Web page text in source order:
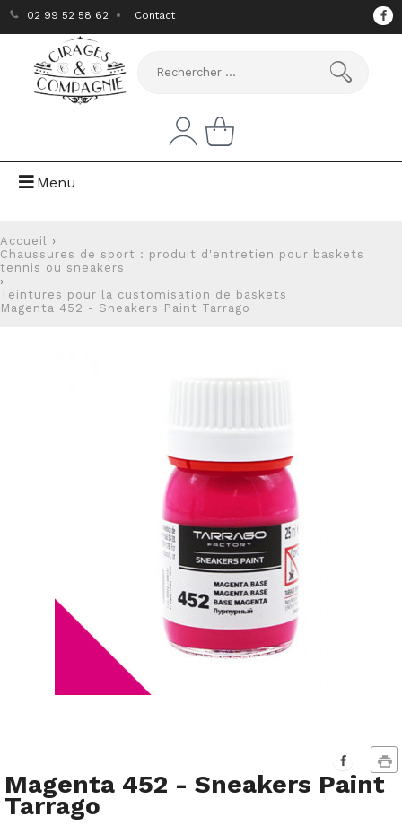
02 99 52 58 62 Contact
Menu
Accueil ›
Chaussures de sport : produit d'entretien pour baskets
tennis ou sneakers
›
Teintures pour la customisation de baskets
Magenta 452 - Sneakers Paint Tarrago
Magenta 452 - Sneakers Paint
Tarrago